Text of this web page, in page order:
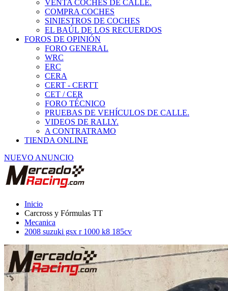
SINIESTROS DE COCHES
EL BAÚL DE LOS RECUERDOS
FOROS DE OPINIÓN
FORO GENERAL
WRC
ERC
CERA
CERT - CERTT
CET / CER
FORO TÉCNICO
PRUEBAS DE VEHÍCULOS DE CALLE.
VIDEOS DE RALLY.
A CONTRATRAMO
TIENDA ONLINE
NUEVO ANUNCIO
Carcross y Fórmulas TT
Mecanica
2008 suzuki gsx r 1000 k8 185cv